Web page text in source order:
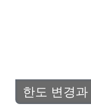
한도 변경